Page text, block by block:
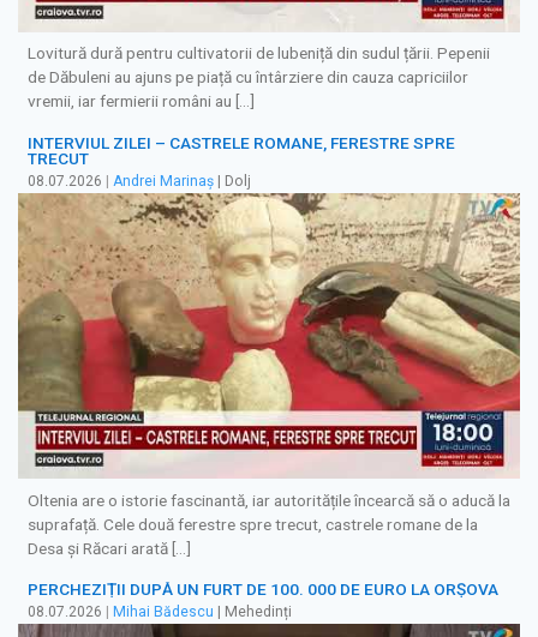
Lovitură dură pentru cultivatorii de lubeniță din sudul țării. Pepenii
de Dăbuleni au ajuns pe piață cu întârziere din cauza capriciilor
vremii, iar fermierii români au […]
INTERVIUL ZILEI – CASTRELE ROMANE, FERESTRE SPRE
TRECUT
08.07.2026 | Andrei Marinaș | Dolj
Oltenia are o istorie fascinantă, iar autoritățile încearcă să o aducă la
suprafață. Cele două ferestre spre trecut, castrele romane de la
Desa și Răcari arată […]
PERCHEZIȚII DUPĂ UN FURT DE 100. 000 DE EURO LA ORȘOVA
08.07.2026 Mihai Bădescu | Mehedinți